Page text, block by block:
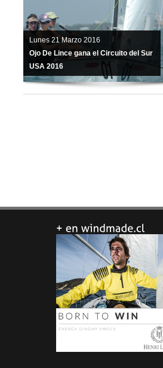
Lunes 21 Marzo 2016
Ojo De Lince gana el Circuito del Sur
USA 2016